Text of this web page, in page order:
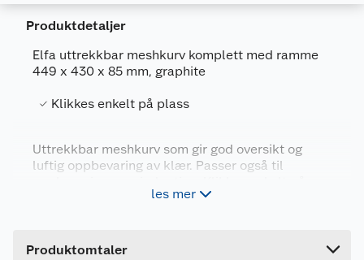
Produktdetaljer
Elfa uttrekkbar meshkurv komplett med ramme
449 x 430 x 85 mm, graphite
Klikkes enkelt på plass
Uttrekkbar meshkurv som gir god oversikt og
luftig oppbevaring av klær. Passer også til
plass mellom to Klikk-inn-knekter. Du trenger
les mer
Produktomtaler
Generelt
Artikkelnummer
Farge
GRAFITT